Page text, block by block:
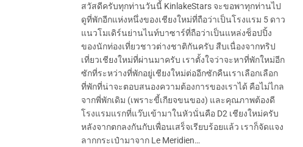
สวัสดีครับทุกท่านวันนี้ KinlakeStars จะขอพาทุกท่านไป
ดูที่พักอีกแห่งหนึ่งของเชียงใหม่ที่ถือว่าเป็นโรงแรม 5 ดาว
แนวโมเดิร์นย่านไนท์บาซาร์ที่ถือว่าเป็นแหล่งช็อปปิ้ง
ของนักท่องเที่ยวชาวต่างชาติกันครับ สืบเนื่องจากทริป
เที่ยวเชียงใหม่ที่ผ่านมาครับ เราตั้งใจว่าจะหาที่พักใหม่อีก
ซักที่ระหว่างที่พักอยู่เชียงใหม่ต่ออีกซักคืนเราเลือกเลือก
ที่พักที่น่าจะตอบสนองความต้องการของเราได้ คือไม่ไกล
จากพี่พักเดิม (เพราะขี้เกียจขนของ) และคุณภาพต้องดี
โรงแรมแรกที่แว๊บเข้ามาในหัวนั่นคือ D2 เชียงใหม่ครับ
หลังจากตกลงกันกับเพื่อนเสร็จเรียบร้อยแล้ว เราก็จัดแจง
ลากกระเป๋ามาจาก Le Meridien…